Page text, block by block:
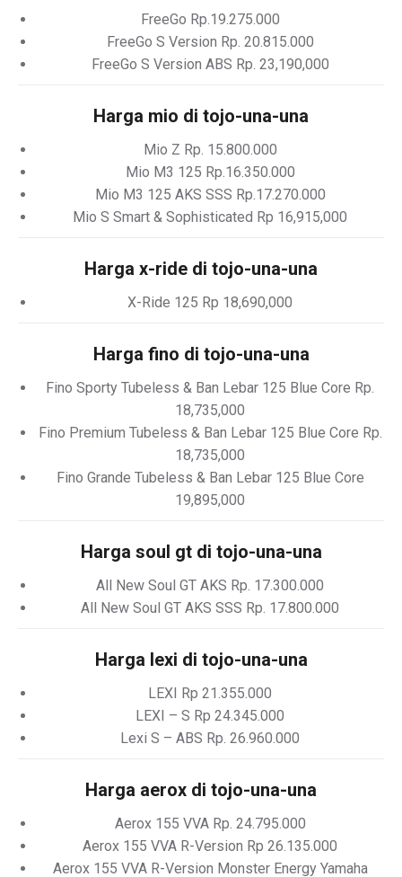
FreeGo Rp.19.275.000
FreeGo S Version Rp. 20.815.000
FreeGo S Version ABS Rp. 23,190,000
Harga mio di tojo-una-una
Mio Z Rp. 15.800.000
Mio M3 125 Rp.16.350.000
Mio M3 125 AKS SSS Rp.17.270.000
Mio S Smart & Sophisticated Rp 16,915,000
Harga x-ride di tojo-una-una
X-Ride 125 Rp 18,690,000
Harga fino di tojo-una-una
Fino Sporty Tubeless & Ban Lebar 125 Blue Core Rp.
18,735,000
Fino Premium Tubeless & Ban Lebar 125 Blue Core Rp.
18,735,000
Fino Grande Tubeless & Ban Lebar 125 Blue Core
19,895,000
Harga soul gt di tojo-una-una
All New Soul GT AKS Rp. 17.300.000
All New Soul GT AKS SSS Rp. 17.800.000
Harga lexi di tojo-una-una
LEXI Rp 21.355.000
LEXI – S Rp 24.345.000
Lexi S – ABS Rp. 26.960.000
Harga aerox di tojo-una-una
Aerox 155 VVA Rp. 24.795.000
Aerox 155 VVA R-Version Rp 26.135.000
Aerox 155 VVA R-Version Monster Energy Yamaha